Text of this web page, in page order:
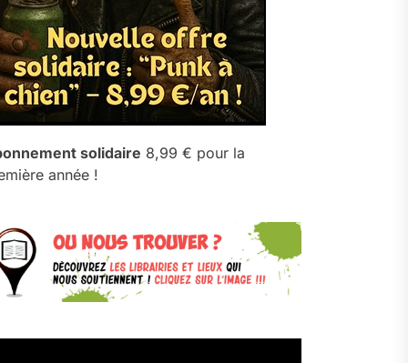
solidaire 8,99 € pour la
année !